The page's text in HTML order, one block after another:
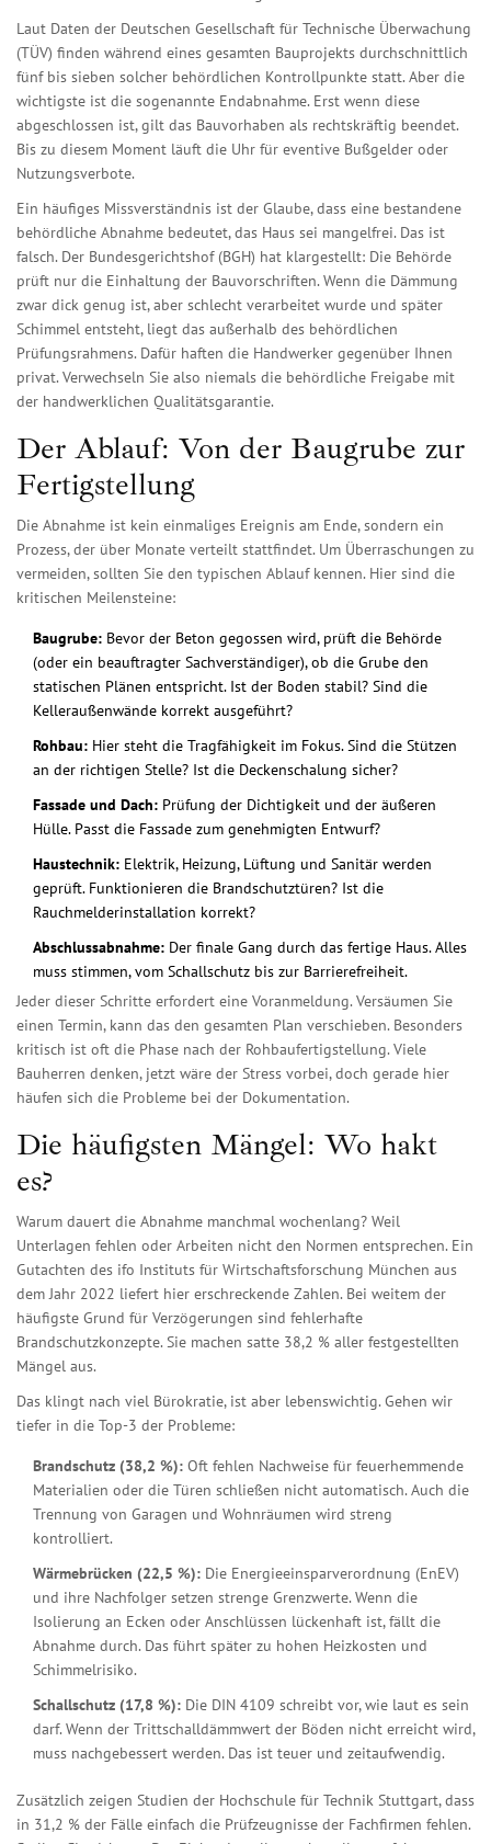
Laut Daten der Deutschen Gesellschaft für Technische Überwachung
(TÜV) finden während eines gesamten Bauprojekts durchschnittlich
fünf bis sieben solcher behördlichen Kontrollpunkte statt. Aber die
wichtigste ist die sogenannte Endabnahme. Erst wenn diese
abgeschlossen ist, gilt das Bauvorhaben als rechtskräftig beendet.
Bis zu diesem Moment läuft die Uhr für eventive Bußgelder oder
Nutzungsverbote.
Ein häufiges Missverständnis ist der Glaube, dass eine bestandene
behördliche Abnahme bedeutet, das Haus sei mangelfrei. Das ist
falsch. Der Bundesgerichtshof (BGH) hat klargestellt: Die Behörde
prüft nur die Einhaltung der Bauvorschriften. Wenn die Dämmung
zwar dick genug ist, aber schlecht verarbeitet wurde und später
Schimmel entsteht, liegt das außerhalb des behördlichen
Prüfungsrahmens. Dafür haften die Handwerker gegenüber Ihnen
privat. Verwechseln Sie also niemals die behördliche Freigabe mit
der handwerklichen Qualitätsgarantie.
Der Ablauf: Von der Baugrube zur
Fertigstellung
Die Abnahme ist kein einmaliges Ereignis am Ende, sondern ein
Prozess, der über Monate verteilt stattfindet. Um Überraschungen zu
vermeiden, sollten Sie den typischen Ablauf kennen. Hier sind die
kritischen Meilensteine:
Baugrube: Bevor der Beton gegossen wird, prüft die Behörde
(oder ein beauftragter Sachverständiger), ob die Grube den
statischen Plänen entspricht. Ist der Boden stabil? Sind die
Kelleraußenwände korrekt ausgeführt?
Rohbau: Hier steht die Tragfähigkeit im Fokus. Sind die Stützen
an der richtigen Stelle? Ist die Deckenschalung sicher?
Fassade und Dach: Prüfung der Dichtigkeit und der äußeren
Hülle. Passt die Fassade zum genehmigten Entwurf?
Haustechnik: Elektrik, Heizung, Lüftung und Sanitär werden
geprüft. Funktionieren die Brandschutztüren? Ist die
Rauchmelderinstallation korrekt?
Abschlussabnahme: Der finale Gang durch das fertige Haus. Alles
muss stimmen, vom Schallschutz bis zur Barrierefreiheit.
Jeder dieser Schritte erfordert eine Voranmeldung. Versäumen Sie
einen Termin, kann das den gesamten Plan verschieben. Besonders
kritisch ist oft die Phase nach der Rohbaufertigstellung. Viele
Bauherren denken, jetzt wäre der Stress vorbei, doch gerade hier
häufen sich die Probleme bei der Dokumentation.
Die häufigsten Mängel: Wo hakt
es?
Warum dauert die Abnahme manchmal wochenlang? Weil
Unterlagen fehlen oder Arbeiten nicht den Normen entsprechen. Ein
Gutachten des ifo Instituts für Wirtschaftsforschung München aus
dem Jahr 2022 liefert hier erschreckende Zahlen. Bei weitem der
häufigste Grund für Verzögerungen sind fehlerhafte
Brandschutzkonzepte. Sie machen satte 38,2 % aller festgestellten
Mängel aus.
Das klingt nach viel Bürokratie, ist aber lebenswichtig. Gehen wir
tiefer in die Top-3 der Probleme:
Brandschutz (38,2 %): Oft fehlen Nachweise für feuerhemmende
Materialien oder die Türen schließen nicht automatisch. Auch die
Trennung von Garagen und Wohnräumen wird streng
kontrolliert.
Wärmebrücken (22,5 %): Die Energieeinsparverordnung (EnEV)
und ihre Nachfolger setzen strenge Grenzwerte. Wenn die
Isolierung an Ecken oder Anschlüssen lückenhaft ist, fällt die
Abnahme durch. Das führt später zu hohen Heizkosten und
Schimmelrisiko.
Schallschutz (17,8 %): Die DIN 4109 schreibt vor, wie laut es sein
darf. Wenn der Trittschalldämmwert der Böden nicht erreicht wird,
muss nachgebessert werden. Das ist teuer und zeitaufwendig.
Zusätzlich zeigen Studien der Hochschule für Technik Stuttgart, dass
in 31,2 % der Fälle einfach die Prüfzeugnisse der Fachfirmen fehlen.